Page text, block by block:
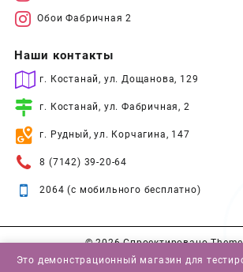
Обои Фабричная 2
Наши контакты
г. Костанай, ул. Дощанова, 129
г. Костанай, ул. Фабричная, 2
г. Рудный, ул. Корчагина, 147
8 (7142) 39-20-64
2064 (с мобильного бесплатно)
© 2026Спроектировано
Это демонстрационный магазин для